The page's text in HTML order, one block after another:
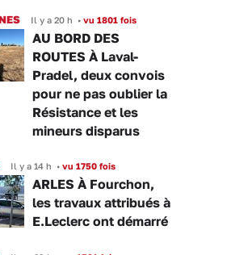
Il y a 20 h • vu 1801 fois
AU BORD DES
ROUTES À Laval-
Pradel, deux convois
pour ne pas oublier la
Résistance et les
mineurs disparus
Il y a 14 h • vu 1750 fois
ARLES À Fourchon,
les travaux attribués à
E.Leclerc ont démarré